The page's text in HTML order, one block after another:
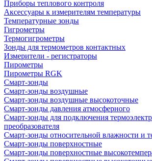
Приборы теплового контроля
Аксессуары к измерителям температуры
Температурные зонды
Гигрометры
Термогигрометры
Зонды для термометров контактных
Измерители - регистраторы
Пирометры
Пирометры RGK
Смарт-зонды
Смарт-зонды воздушные
Смарт-зонды воздушные высокоточные
Смарт-зонды давления атмосферного
Смарт-зонды для подключения
преобразователя
Смарт-зонды относительной влажности и
Смарт-зонды поверхностные
Смарт-зонды поверхностные